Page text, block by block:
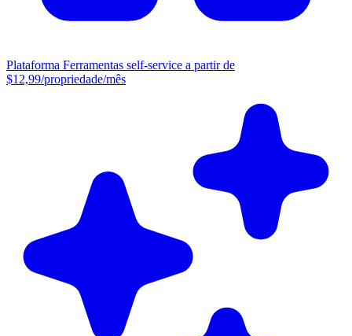
Plataforma Ferramentas self-service a partir de
$12,99/propriedade/mês